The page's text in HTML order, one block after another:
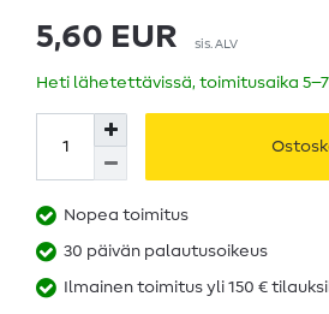
5,60 EUR sis. ALV
Heti lähetettävissä, toimitusaika
Nopea toimitus
30 päivän palautusoikeus
Ilmainen toimitus yli 150 €